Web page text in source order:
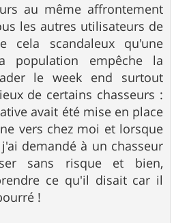
au même affrontement
les autres utilisateurs de
cela scandaleux qu'une
population empêche la
le week end surtout
de certains chasseurs :
avait été mise en place
vers chez moi et lorsque
demandé à un chasseur
sans risque et bien,
ce qu'il disait car il
!